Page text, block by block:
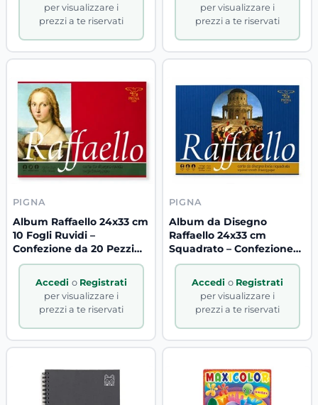
per visualizzare i
prezzi a te riservati
per visualizzare i
prezzi a te riservati
PIGNA
Album Raffaello 24x33 cm
10 Fogli Ruvidi –
Confezione da 20 Pezzi
B2B.
Accedi o Registrati
per visualizzare i
prezzi a te riservati
PIGNA
Album da Disegno
Raffaello 24x33 cm
Squadrato – Confezione
da 20 Pezzi
Accedi o Registrati
per visualizzare i
prezzi a te riservati